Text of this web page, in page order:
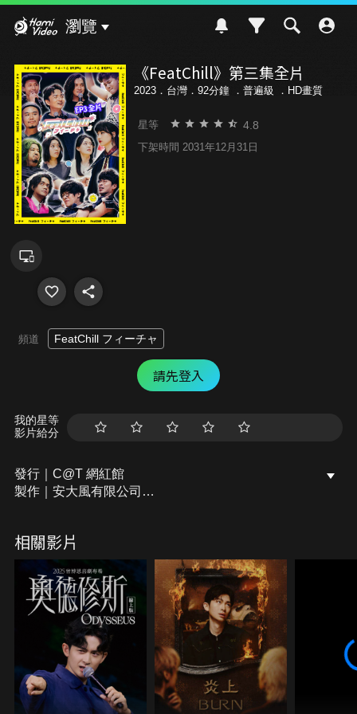
瀏覽
《FeatChill》第三集全片
2023．台灣．92分鐘 ． 普遍級 ．HD畫質
星等 4.8
下架時間 2031年12月31日
頻道 FeatChill フィーチャ
請先登入
我的星等
影片給分
發行｜C@T 網紅館
製作｜安大風有限公司
導演｜喬瑟夫 ChillSeph
喬瑟夫 盧廣仲 黑嘉嘉
滅火器、孫生、鍾佳播、多多
阿達、吉尼丁、白鎮豪、Gliszczynski Cody、周天
謝一帆＠響亮亮的配音員
編劇｜喬瑟夫 ChillSeph
相關影片